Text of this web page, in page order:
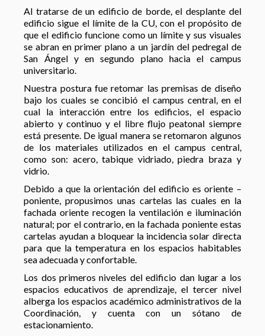
Al tratarse de un edificio de borde, el desplante del
edificio sigue el límite de la CU, con el propósito de
que el edificio funcione como un límite y sus visuales
se abran en primer plano a un jardín del pedregal de
San Ángel y en segundo plano hacia el campus
universitario.
Nuestra postura fue retomar las premisas de diseño
bajo los cuales se concibió el campus central, en el
cual la interacción entre los edificios, el espacio
abierto y continuo y el libre flujo peatonal siempre
está presente. De igual manera se retomaron algunos
de los materiales utilizados en el campus central,
como son: acero, tabique vidriado, piedra braza y
vidrio.
Debido a que la orientación del edificio es oriente –
poniente, propusimos unas cartelas las cuales en la
fachada oriente recogen la ventilación e iluminación
natural; por el contrario, en la fachada poniente estas
cartelas ayudan a bloquear la incidencia solar directa
para que la temperatura en los espacios habitables
sea adecuada y confortable.
Los dos primeros niveles del edificio dan lugar a los
espacios educativos de aprendizaje, el tercer nivel
alberga los espacios académico administrativos de la
Coordinación, y cuenta con un sótano de
estacionamiento.